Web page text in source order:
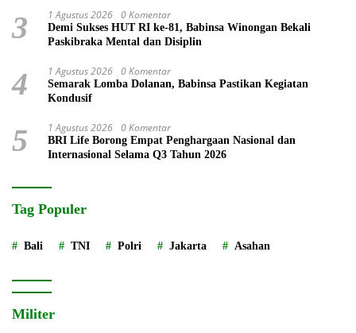
3 1 Agustus 2026 0 Komentar
Demi Sukses HUT RI ke-81, Babinsa Winongan Bekali
Paskibraka Mental dan Disiplin
4 1 Agustus 2026 0 Komentar
Semarak Lomba Dolanan, Babinsa Pastikan Kegiatan
Kondusif
5 1 Agustus 2026 0 Komentar
BRI Life Borong Empat Penghargaan Nasional dan
Internasional Selama Q3 Tahun 2026
Tag Populer
Bali TNI Polri Jakarta Asahan
Militer